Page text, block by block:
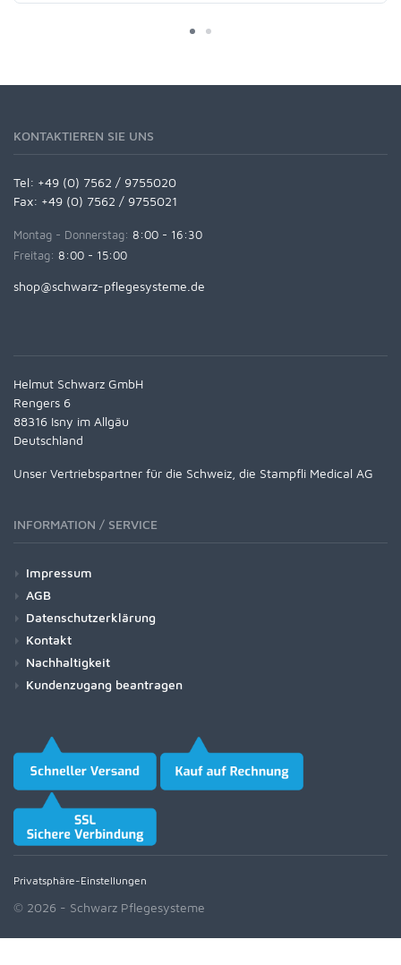
KONTAKTIEREN SIE UNS
Tel: +49 (0) 7562 / 9755020
Fax: +49 (0) 7562 / 9755021
Montag - Donnerstag: 8:00 - 16:30
Freitag: 8:00 - 15:00
shop@schwarz-pflegesysteme.de
Helmut Schwarz GmbH
Rengers 6
88316 Isny im Allgäu
Deutschland
Unser Vertriebspartner für die Schweiz, die Stampfli Medical AG
INFORMATION / SERVICE
Impressum
AGB
Datenschutzerklärung
Kontakt
Nachhaltigkeit
Kundenzugang beantragen
Privatsphäre-Einstellungen
© 2026 - Schwarz Pflegesysteme